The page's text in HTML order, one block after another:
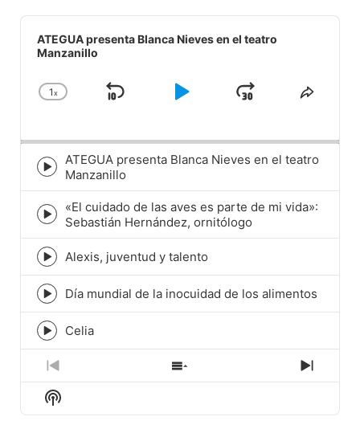
Audio
Player
ATEGUA presenta Blanca Nieves en el teatro
Manzanillo
Change
1x
Skip
Play
JumpShare
Episode
play
icon
ATEGUA presenta Blanca Nieves en el teatro
Manzanillo
Episode
play
icon
«El cuidado de las aves es parte de mi vida»:
Sebastián Hernández, ornitólogo
Episode
play
icon
Alexis, juventud y talento
Episode
play
icon
Día mundial de la inocuidad de los alimentos
Episode
play
icon
Celia
Previous
Episode
Show
Episodes
Next
Show
Podcast